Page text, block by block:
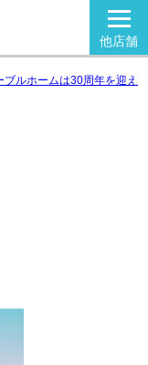
他店舗
ブルホームは30周年を迎え